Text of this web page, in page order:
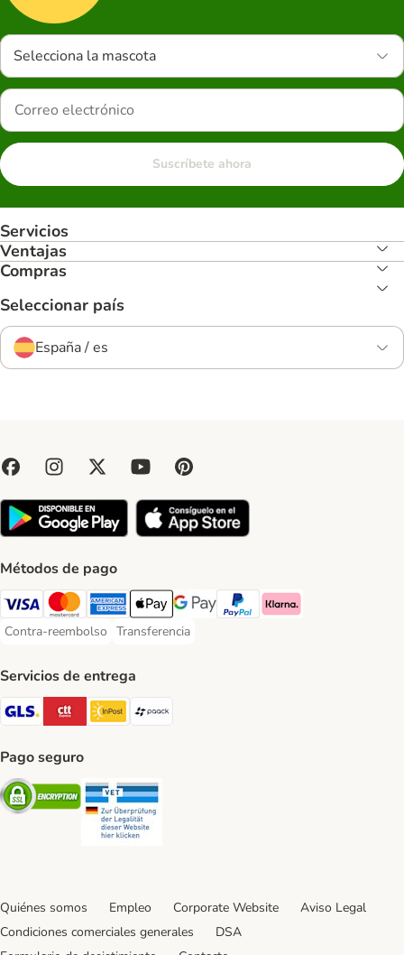
Selecciona la mascota
Suscríbete ahora
Servicios
Ventajas
Compras
Seleccionar país
España / es
Métodos de pago
Visa Payment Method
Mastercard Payment Method
American Express Payment Method
Apple Pay Payment Method
Google Pay Payment Method
PayPal Payment Method
Klarna Payment Method
Contra-reembolso
Contra-reembolso Payment Method
Transferencia
Transferencia Payment Method
Servicios de entrega
GLS Shipping Method
CTTExpress Shipping Method
InPost Shipping Method
paack Shipping Method
Pago seguro
Security
Quiénes somos Empleo Corporate Website
Aviso Legal
Condiciones comerciales generales
DSA